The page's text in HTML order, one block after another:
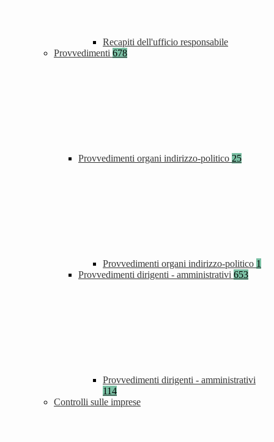
Recapiti dell'ufficio responsabile
Provvedimenti 678
Provvedimenti organi indirizzo-politico 25
Provvedimenti organi indirizzo-politico 1
Provvedimenti dirigenti - amministrativi 653
Provvedimenti dirigenti - amministrativi
114
Controlli sulle imprese